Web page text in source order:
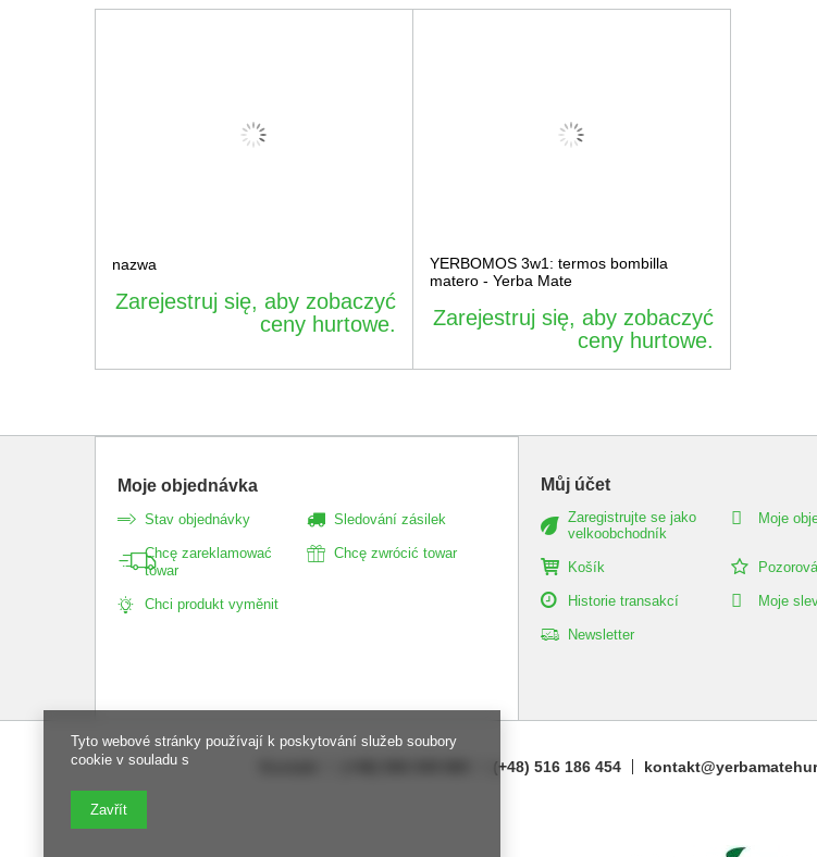
nazwa
Zarejestruj się, aby zobaczyć
ceny hurtowe.
YERBOMOS 3w1: termos bombilla
matero - Yerba Mate
Zarejestruj się, aby zobaczyć
ceny hurtowe.
Moje objednávka
Stav objednávky Sledování zásilek
Chcę zareklamować
towar
Chcę zwrócić towar
Chci produkt vyměnit
Můj účet
Zaregistrujte se jako
velkoobchodník
Moje
Košík
Historie transakcí Moje
Newsletter
(+48) 516 186 454
Tyto webové stránky používají k poskytování služeb soubory
cookie v souladu s
Zavřít